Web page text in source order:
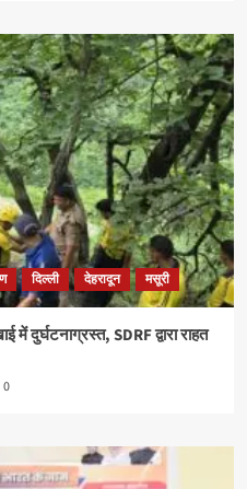
दिल्ली देहरादून मसूरी
में दुर्घटनाग्रस्त, SDRF द्वारा राहत
0